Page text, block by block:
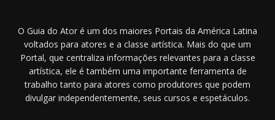
O Guia do Ator é um dos maiores Portais da América Latina
voltados para atores e a classe artística. Mais do que um
Portal, que centraliza informações relevantes para a classe
artística, ele é também uma importante ferramenta de
trabalho tanto para atores como produtores que podem
divulgar independentemente, seus cursos e espetáculos.